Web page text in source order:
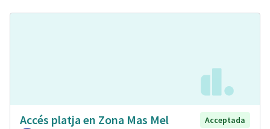
Accés platja en Zona Mas Mel
Acceptada